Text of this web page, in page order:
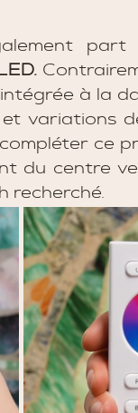
à la
variations
ce
du centre
recherché.